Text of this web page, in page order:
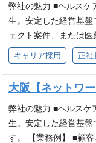
デーション(CSV)の経
援・システム開発・
弊社の魅力 ■ヘルスケ
生。安定した経営基
ェクト案件、または
件定義など上流工程を
付けて頂き、医薬品及
関わる設計開発・運
アピールポイント 【
た幅広いＩＣＴソリ
キャリア採用 正社
大阪【ネットワ
弊社の魅力 ■ヘルスケ
生。安定した経営基
す。 【業務例】 ■顧